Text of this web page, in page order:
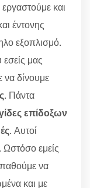
και
έντονης
εξοπλισμό.
εσείς μας
να δίνουμε
. Πάντα
επίδοξων
. Αυτοί
εμείς
να
και με